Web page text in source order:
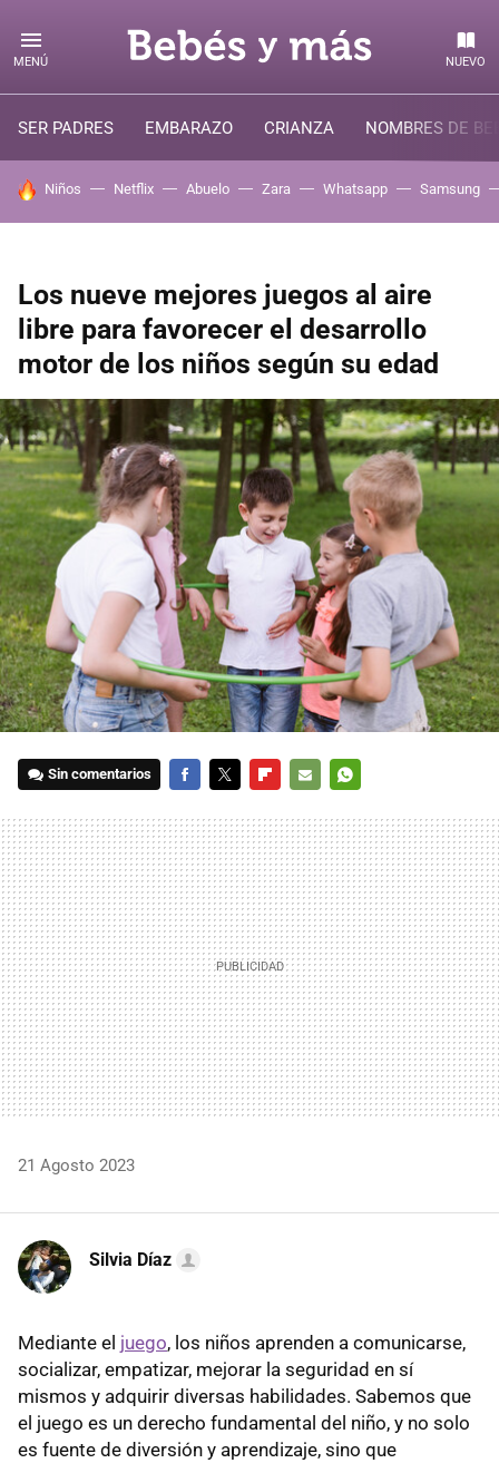
MENÚ NUEVO
SER PADRES EMBARAZO CRIANZA NOMBRES DE
HOY SE HABLA DE
Niños Netflix Abuelo Zara Whatsapp Samsung
Los nueve mejores juegos al aire
libre para favorecer el desarrollo
motor de los niños según su edad
Sin comentarios
MAIL
21 Agosto 2023
Silvia Díaz
Mediante el juego, los niños aprenden a comunicarse,
socializar, empatizar, mejorar la seguridad en sí
mismos y adquirir diversas habilidades. Sabemos que
el juego es un derecho fundamental del niño, y no solo
es fuente de diversión y aprendizaje, sino que